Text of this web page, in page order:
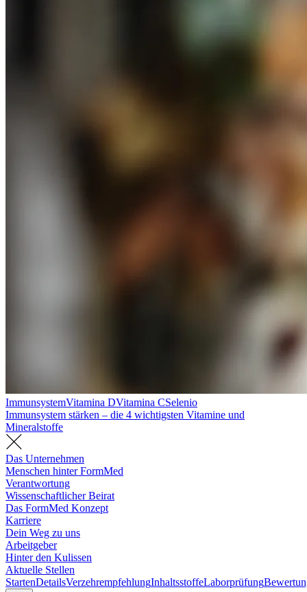
ImmunsystemVitamina DVitamina CSelenio
Immunsystem stärken – die 4 wichtigsten Vitamine und
Mineralstoffe
Das Unternehmen
Menschen hinter FormMed
Verantwortung
Wissenschaftlicher Beirat
Das FormMed Konzept
Karriere
Dein Weg zu uns
Arbeitgeber
Hinter den Kulissen
Aktuelle Stellen
StartenDetailsVerzehrempfehlungInhaltsstoffeLaborprüfung